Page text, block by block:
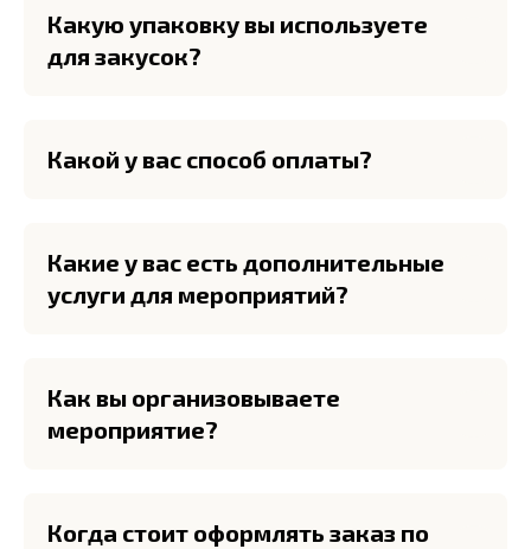
Какую упаковку вы используете
для закусок?
Какой у вас способ оплаты?
Какие у вас есть дополнительные
услуги для мероприятий?
Как вы организовываете
мероприятие?
Когда стоит оформлять заказ по